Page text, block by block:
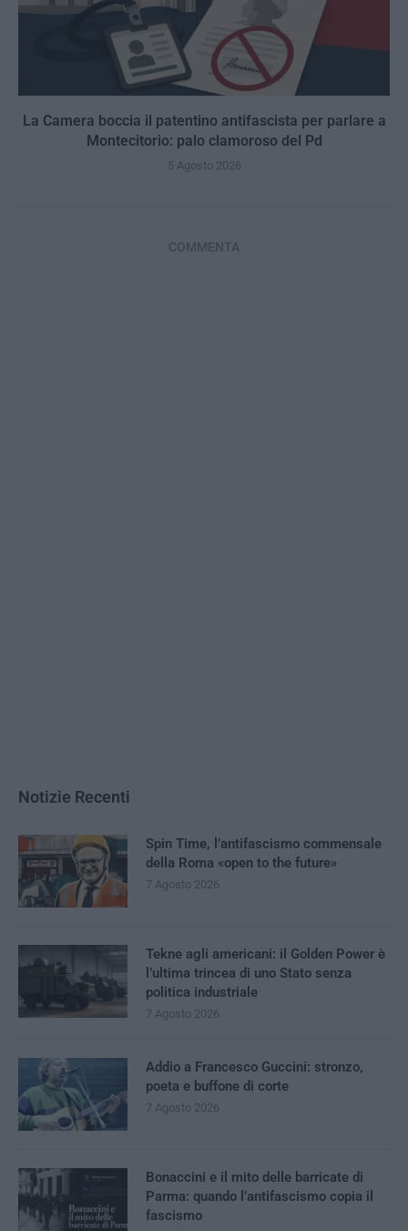
La Camera boccia il patentino antifascista per parlare a
Montecitorio: palo clamoroso del Pd
5 Agosto 2026
COMMENTA
Notizie Recenti
Spin Time, l’antifascismo commensale
della Roma «open to the future»
7 Agosto 2026
Tekne agli americani: il Golden Power è
l’ultima trincea di uno Stato senza
politica industriale
7 Agosto 2026
Addio a Francesco Guccini: stronzo,
poeta e buffone di corte
7 Agosto 2026
Bonaccini e il mito delle barricate di
Parma: quando l’antifascismo copia il
fascismo